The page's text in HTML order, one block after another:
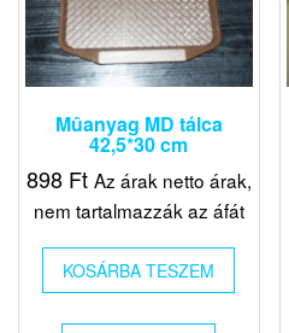
Mûanyag MD tálca
42,5*30 cm
898 Ft Az árak netto árak,
nem tartalmazzák az áfát
KOSÁRBA TESZEM